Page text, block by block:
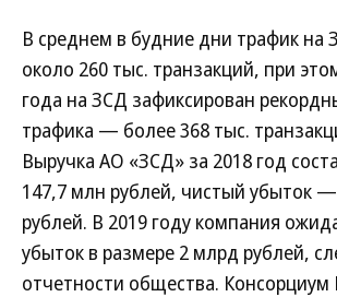
В среднем в будние дни трафик на
около 260 тыс. транзакций, при
года на ЗСД зафиксирован
трафика — более 368 тыс.
Выручка АО «ЗСД» за 2018 год
147,7 млн рублей, чистый убыток
рублей. В 2019 году компания
убыток в размере 2 млрд рублей,
отчетности общества.